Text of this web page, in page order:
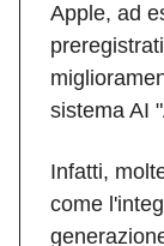
Apple, ad
sistema AI
Infatti,
come